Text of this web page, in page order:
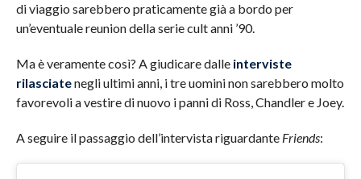
di viaggio sarebbero praticamente già a bordo per
un’eventuale reunion della serie cult anni ’90.
Ma è veramente così? A giudicare dalle interviste
rilasciatenegli ultimi anni, i tre uomini non sarebbero molto
favorevoli a vestire di nuovo i panni di Ross, Chandler e Joey.
A seguire il passaggio dell’intervista riguardante Friends: